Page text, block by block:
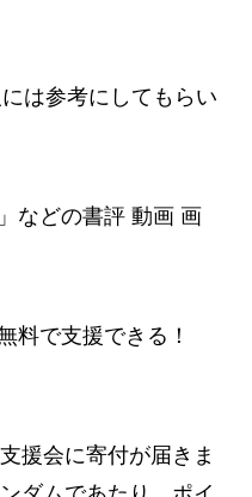
は参考にしてもらい
などの書評 動画 画
料で支援できる！
援会に寄付が届きま